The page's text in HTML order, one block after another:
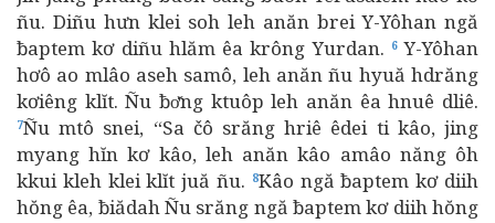
ñu. Diñu hưn klei soh leh anăn brei Y-Yôhan ngă
ƀaptem kơ diñu hlăm êa krông Yurdan. 6Y-Yôhan
hơô ao mlâo aseh samô, leh anăn ñu hyuă hdrăng
kơiêng klĭt. Ñu ƀơ̆ng ktuôp leh anăn êa hnuê dliê.
7Ñu mtô snei, “Sa čô srăng hriê êdei ti kâo, jing
myang hĭn kơ kâo, leh anăn kâo amâo năng ôh
kkui kleh klei klĭt juă ñu. 8Kâo ngă ƀaptem kơ diih
hŏng êa, ƀiădah Ñu srăng ngă ƀaptem kơ diih hŏng